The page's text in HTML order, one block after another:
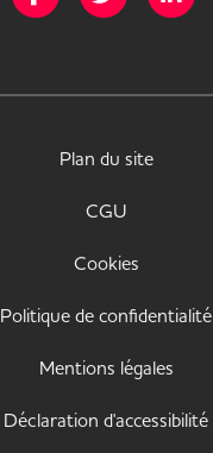
Plan du site
CGU
Cookies
Politique de confidentialité
Mentions légales
Déclaration d'accessibilité